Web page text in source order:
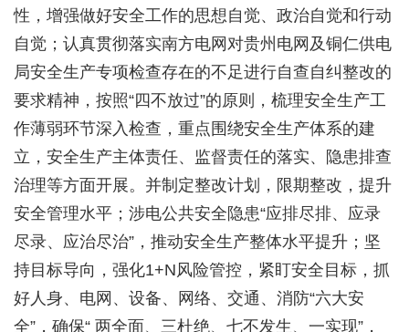
性，增强做好安全工作的思想自觉、政治自觉和行动
自觉；认真贯彻落实南方电网对贵州电网及铜仁供电
局安全生产专项检查存在的不足进行自查自纠整改的
要求精神，按照“四不放过”的原则，梳理安全生产工
作薄弱环节深入检查，重点围绕安全生产体系的建
立，安全生产主体责任、监督责任的落实、隐患排查
治理等方面开展。并制定整改计划，限期整改，提升
安全管理水平；涉电公共安全隐患“应排尽排、应录
尽录、应治尽治”，推动安全生产整体水平提升；坚
持目标导向，强化1+N风险管控，紧盯安全目标，抓
好人身、电网、设备、网络、交通、消防“六大安
全”，确保“ 两全面、三杜绝、七不发生、一实现”，